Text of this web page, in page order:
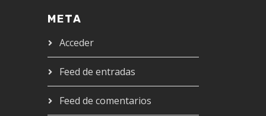
META
Acceder
Feed de entradas
Feed de comentarios